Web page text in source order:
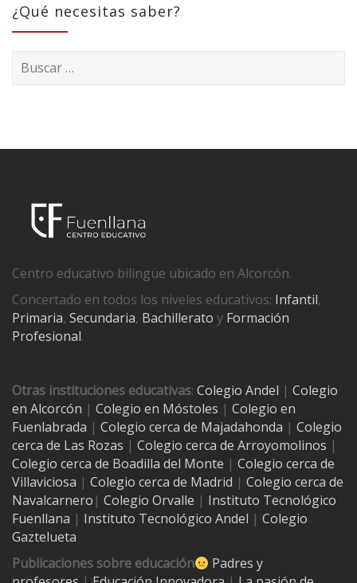
¿Qué necesitas saber?
Buscar:
Centro educativo bilingüe ubicado en Alcorcón.
Concertado en todos los niveles educativos: Infantil,
Primaria, Secundaria, Bachillerato y Formación
Profesional.
Otras instituciones educativas: Colegio Andel | Colegio
en Alcorcón | Colegio en Móstoles | Colegio en
Fuenlabrada | Colegio cerca de Majadahonda | Colegio
cerca de Las Rozas | Colegio cerca de Arroyomolinos |
Colegio cerca de Boadilla del Monte | Colegio cerca de
Villaviciosa | Colegio cerca de Madrid | Colegio cerca de
Navalcarnero | Colegio Orvalle | Instituto Tecnológico
Fuenllana | Instituto Tecnológico Andel | Colegio
Gaztelueta
Publicaciones sobre educación
Padres y